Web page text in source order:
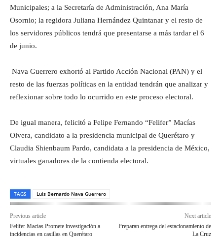
Municipales; a la Secretaría de Administración, Ana María
Osornio; la regidora Juliana Hernández Quintanar y el resto de
los servidores públicos tendrá que presentarse a más tardar el 6
de junio.
Nava Guerrero exhortó al Partido Acción Nacional (PAN) y el
resto de las fuerzas políticas en la entidad tendrán que analizar y
reflexionar sobre todo lo ocurrido en este proceso electoral.
De igual manera, felicitó a Felipe Fernando “Felifer” Macías
Olvera, candidato a la presidencia municipal de Querétaro y
Claudia Shienbaum Pardo, candidata a la presidencia de México,
virtuales ganadores de la contienda electoral.
TAGS Luis Bernardo Nava Guerrero
Previous article
Felifer Macías Promete investigación a
incidencias en casillas en Querétaro
Next article
Preparan entrega del estacionamiento de
La Cruz